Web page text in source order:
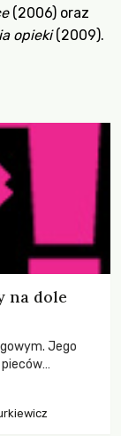
(2006) oraz
opieki(2009).
na dole
Jego
zakładają